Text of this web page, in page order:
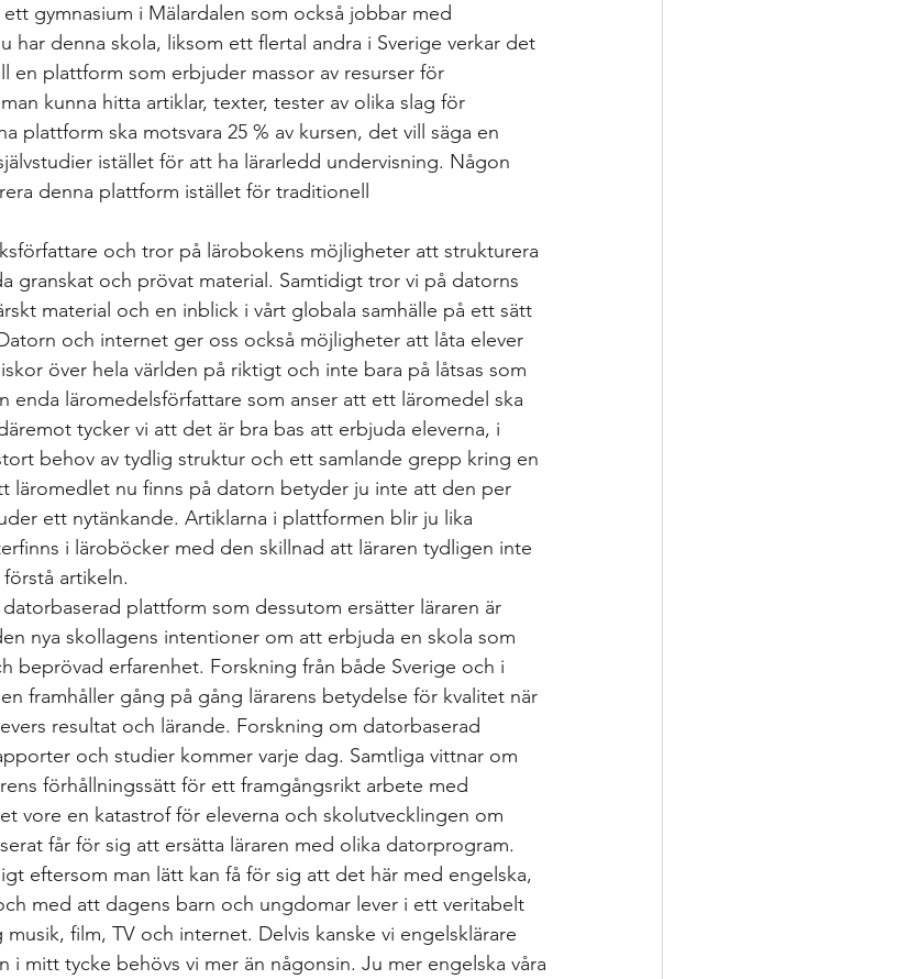
elevh material Nationella prov Ledarskap
Relationellt och kategoriskt perspe Stödinsatser
erfarenhet betyg betygssättning
gymnasium i Mälardalen som också jobbar med
har denna skola, liksom ett flertal andra i Sverige verkar det
en plattform som erbjuder massor av resurser för
kunna hitta artiklar, texter, tester av olika slag för
plattform ska motsvara 25 % av kursen, det vill säga en
istället för att ha lärarledd undervisning. Någon
denna plattform istället för traditionell
och tror på lärobokens möjligheter att strukturera
granskat och prövat material. Samtidigt tror vi på datorns
material och en inblick i vårt globala samhälle på ett sätt
och internet ger oss också möjligheter att låta elever
över hela världen på riktigt och inte bara på låtsas som
enda läromedelsförfattare som anser att ett läromedel ska
tycker vi att det är bra bas att erbjuda eleverna, i
behov av tydlig struktur och ett samlande grepp kring en
läromedlet nu finns på datorn betyder ju inte att den per
ett nytänkande. Artiklarna i plattformen blir ju lika
i läroböcker med den skillnad att läraren tydligen inte
artikeln.
plattform som dessutom ersätter läraren är
nya skollagens intentioner om att erbjuda en skola som
beprövad erfarenhet. Forskning från både Sverige och i
framhåller gång på gång lärarens betydelse för kvalitet när
resultat och lärande. Forskning om datorbaserad
och studier kommer varje dag. Samtliga vittnar om
förhållningssätt för ett framgångsrikt arbete med
vore en katastrof för eleverna och skolutvecklingen om
får för sig att ersätta läraren med olika datorprogram.
eftersom man lätt kan få för sig att det här med engelska,
med att dagens barn och ungdomar lever i ett veritabelt
film, TV och internet. Delvis kanske vi engelsklärare
i mitt tycke behövs vi mer än någonsin. Ju mer engelska våra